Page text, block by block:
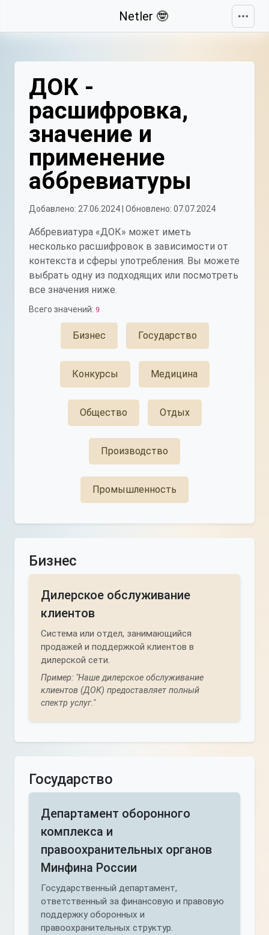
Netler 🤓
ДОК -
расшифровка,
значение и
применение
аббревиатуры
Добавлено: 27.06.2024 | Обновлено: 07.07.2024
Аббревиатура «ДОК» может иметь
несколько расшифровок в зависимости от
контекста и сферы употребления. Вы можете
выбрать одну из подходящих или посмотреть
все значения ниже.
Всего значений: 9
Бизнес Государство
Конкурсы Медицина
Общество Отдых
Производство
Промышленность
Бизнес
Дилерское обслуживание
клиентов
Система или отдел, занимающийся
продажей и поддержкой клиентов в
дилерской сети.
Пример: "Наше дилерское обслуживание
клиентов (ДОК) предоставляет полный
спектр услуг."
Государство
Департамент оборонного
комплекса и
правоохранительных органов
Минфина России
Государственный департамент,
ответственный за финансовую и правовую
поддержку оборонных и
правоохранительных структур.